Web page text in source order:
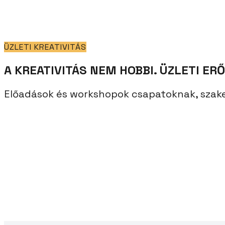
ÜZLETI KREATIVITÁS
A KREATIVITÁS NEM HOBBI. ÜZLETI
Előadások és workshopok csapatoknak,